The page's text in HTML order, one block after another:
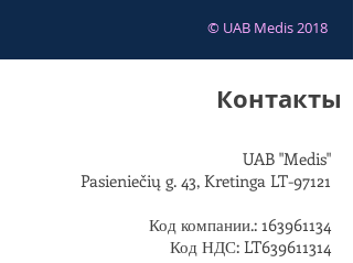
© UAB Medis 2018
Контакты
UAB "Medis"
Pasieniečių g. 43, Kretinga LT-97121
Код компании.: 163961134
Код НДС: LT639611314